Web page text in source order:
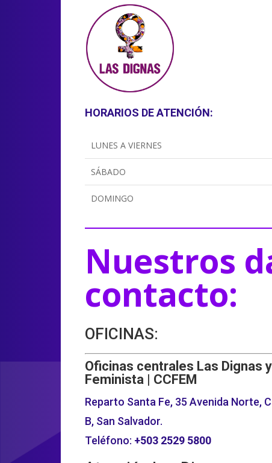
HORARIOS DE ATENCIÓN:
LUNES A VIERNES
SÁBADO
DOMINGO
Nuestros
contacto:
OFICINAS:
Oficinas centrales Las Dignas
Feminista | CCFEM
Reparto Santa Fe, 35 Avenida Norte,
B, San Salvador.
Teléfono: +503 2529 5800